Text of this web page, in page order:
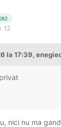
12
la 17:39,
nici nu ma